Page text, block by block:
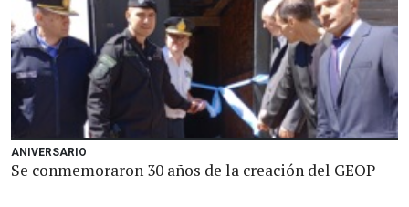
ANIVERSARIO
Se conmemoraron 30 años de la creación del GEOP